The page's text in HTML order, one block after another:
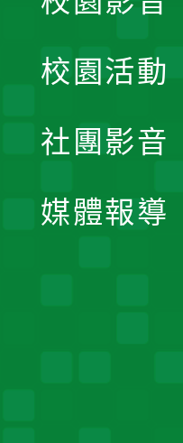
校園活動
社團影音
媒體報導